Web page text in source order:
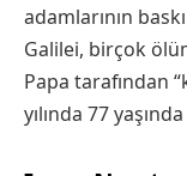
adamlarının
Galilei, birçok
Papa tarafından
yılında 77